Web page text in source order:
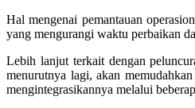
Hal mengenai pemantauan
yang mengurangi waktu perbaikan
Lebih lanjut terkait dengan
menurutnya lagi, akan
mengintegrasikannya melalui